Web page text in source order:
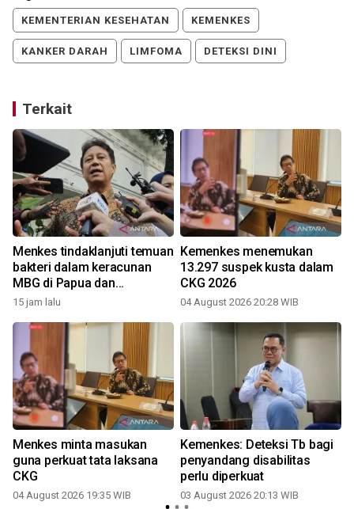
KEMENTERIAN KESEHATAN KEMENKES
KANKER DARAH LIMFOMA DETEKSI DINI
Terkait
Menkes tindaklanjuti temuan
bakteri dalam keracunan
MBG di Papua dan
Semarang
15 jam lalu
Kemenkes menemukan
13.297 suspek kusta dalam
CKG 2026
04 August 2026 20:28 WIB
Menkes minta masukan
guna perkuat tata laksana
CKG
04 August 2026 19:35 WIB
Kemenkes: Deteksi Tb bagi
penyandang disabilitas
perlu diperkuat
03 August 2026 20:13 WIB